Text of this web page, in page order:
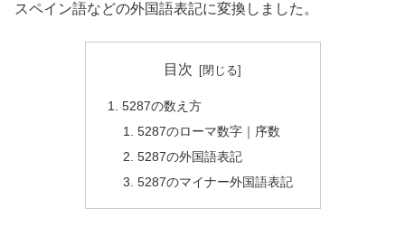
スペイン語などの外国語表記に変換しました。
目次
5287の数え方
5287のローマ数字｜序数
5287の外国語表記
5287のマイナー外国語表記